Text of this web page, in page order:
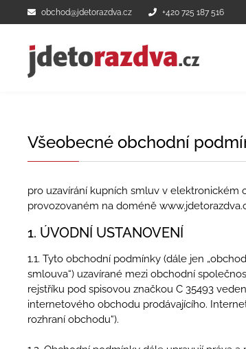
obchod@jdetorazdva.cz +420 725 187 516
Všeobecné obchodní
pro uzavírání kupních smluv v elektronickém
provozovaném na doméně
1. ÚVODNÍ USTANOVENÍ
1.1. Tyto obchodní podmínky (dále jen
smlouva“) uzavírané mezi obchodní
rejstříku pod spisovou značkou C 35493
internetového obchodu prodávajícího.
rozhraní obchodu“).